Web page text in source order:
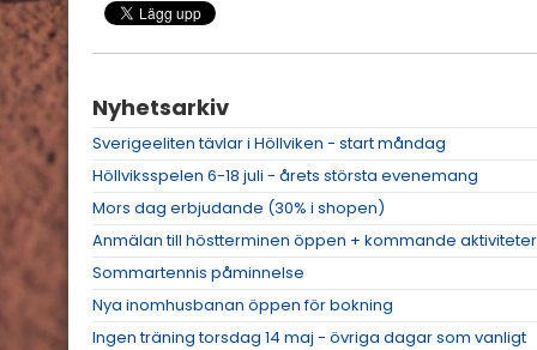
Nyhetsarkiv
Sverigeeliten tävlar i Höllviken - start måndag
Höllviksspelen 6-18 juli - årets största evenemang
Mors dag erbjudande (30% i shopen)
Anmälan till höstterminen öppen + kommande aktiviteter
Sommartennis påminnelse
Nya inomhusbanan öppen för bokning
Ingen träning torsdag 14 maj - övriga dagar som vanligt